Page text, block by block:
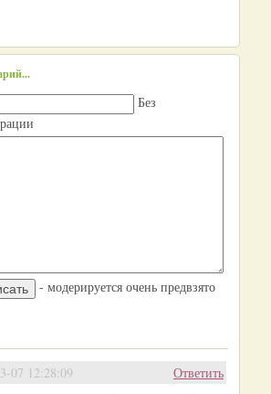
Без
- модерируется очень предвзято
Ответить
07 12:28:09